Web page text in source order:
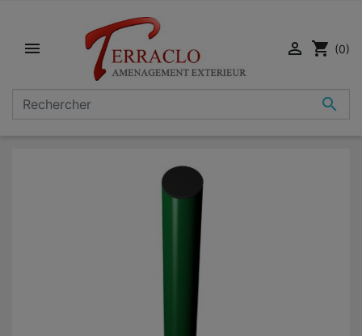


 shopping_cart (0)